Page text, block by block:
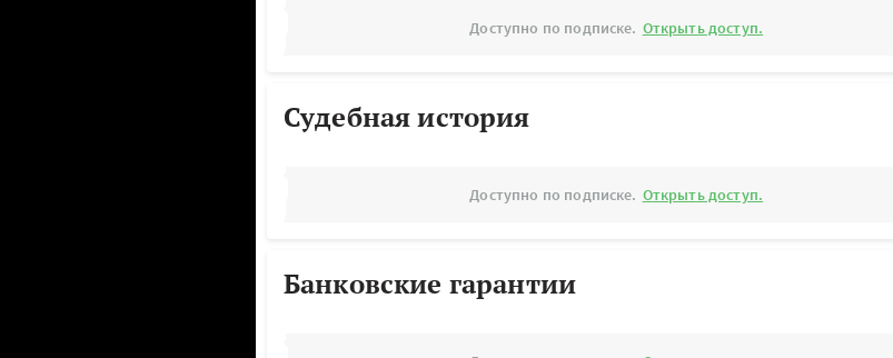
Доступно по подписке. Открыть доступ.
Судебная история
Доступно по подписке. Открыть доступ.
Банковские гарантии